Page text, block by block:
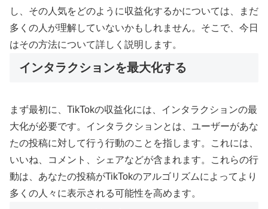
し、その人気をどのように収益化するかについては、まだ
多くの人が理解していないかもしれません。そこで、今日
はその方法について詳しく説明します。
インタラクションを最大化する
まず最初に、TikTokの収益化には、インタラクションの最
大化が必要です。インタラクションとは、ユーザーがあな
たの投稿に対して行う行動のことを指します。これには、
いいね、コメント、シェアなどが含まれます。これらの行
動は、あなたの投稿がTikTokのアルゴリズムによってより
多くの人々に表示される可能性を高めます。